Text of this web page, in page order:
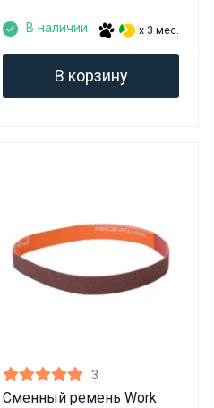
В наличии x 3 мес.
В корзину
3
Сменный ремень Work